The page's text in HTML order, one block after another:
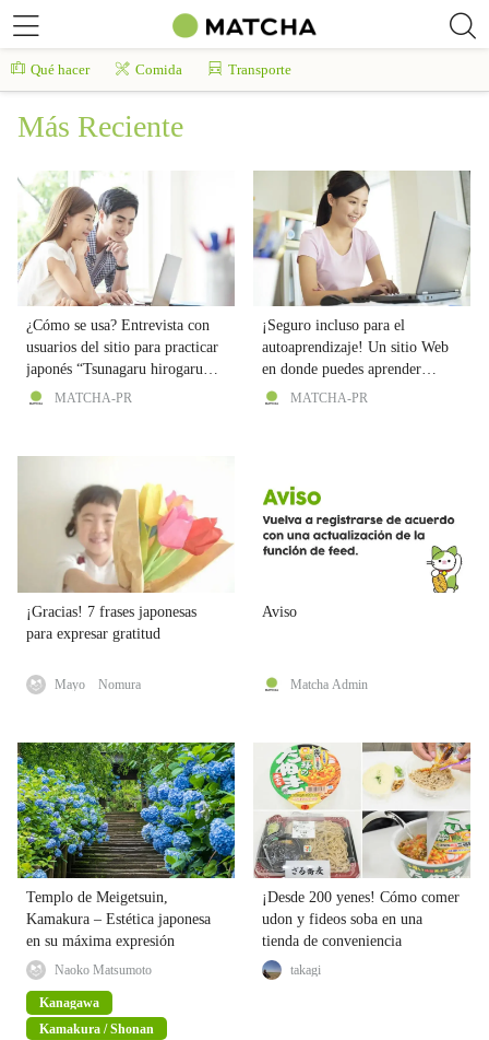
Qué hacer Comida Transporte
Más Reciente
¿Cómo se usa? Entrevista con
usuarios del sitio para practicar
japonés “Tsunagaru hirogaru
nihongo de no kurashi”
MATCHA-PR
¡Seguro incluso para el
autoaprendizaje! Un sitio Web
en donde puedes aprender
japonés con videos "Creando
MATCHA-PR
¡Gracias! 7 frases japonesas
para expresar gratitud
Mayo Nomura
Aviso
Matcha Admin
Templo de Meigetsuin,
Kamakura – Estética japonesa
en su máxima expresión
Naoko Matsumoto
Kanagawa
Kamakura / Shonan
¡Desde 200 yenes! Cómo comer
udon y fideos soba en una
tienda de conveniencia
takagi